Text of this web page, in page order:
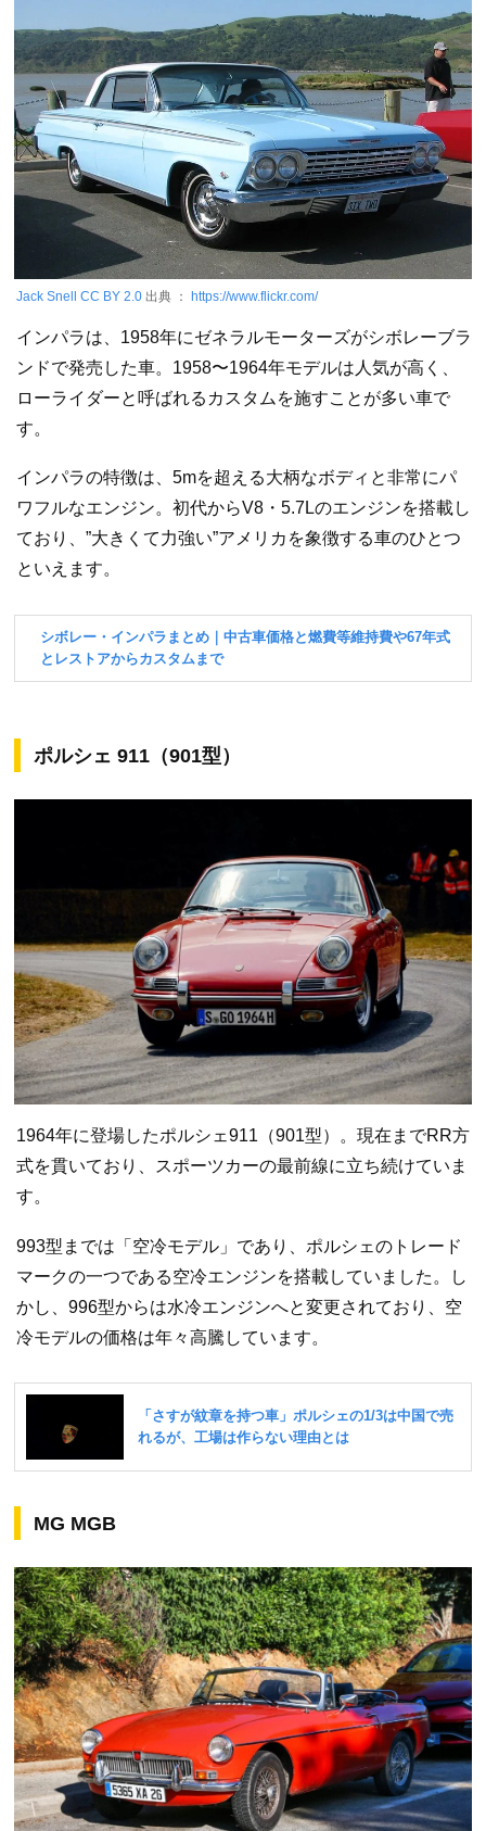
Jack Snell CC BY 2.0 出典 ： https://www.flickr.com/
インパラは、1958年にゼネラルモーターズがシボレーブラ
ンドで発売した車。1958〜1964年モデルは人気が高く、
ローライダーと呼ばれるカスタムを施すことが多い車で
す。
インパラの特徴は、5mを超える大柄なボディと非常にパ
ワフルなエンジン。初代からV8・5.7Lのエンジンを搭載し
ており、”大きくて力強い”アメリカを象徴する車のひとつ
といえます。
ポルシェ 911（901型）
1964年に登場したポルシェ911（901型）。現在までRR方
式を貫いており、スポーツカーの最前線に立ち続けていま
す。
993型までは「空冷モデル」であり、ポルシェのトレード
マークの一つである空冷エンジンを搭載していました。し
かし、996型からは水冷エンジンへと変更されており、空
冷モデルの価格は年々高騰しています。
MG MGB